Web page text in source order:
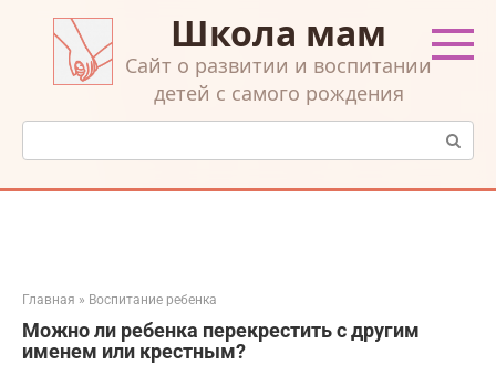
контенту
Школа мам
Cайт о развитии и воспитании
детей с самого рождения
Поиск:
Главная » Воспитание ребенка
Можно ли ребенка перекрестить с другим
именем или крестным?